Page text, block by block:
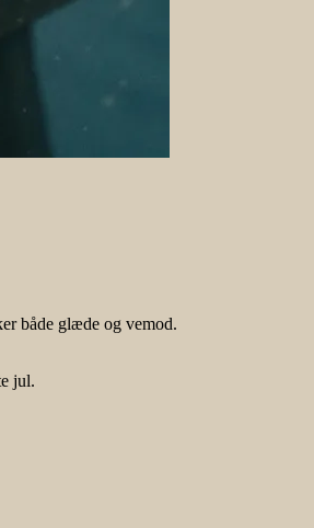
både glæde og vemod.
jul.